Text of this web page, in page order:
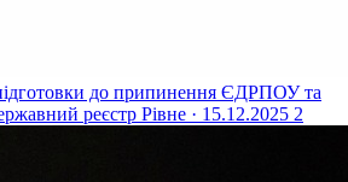
до припинення ЄДРПОУ та
реєстр Рівне · 15.12.2025 2